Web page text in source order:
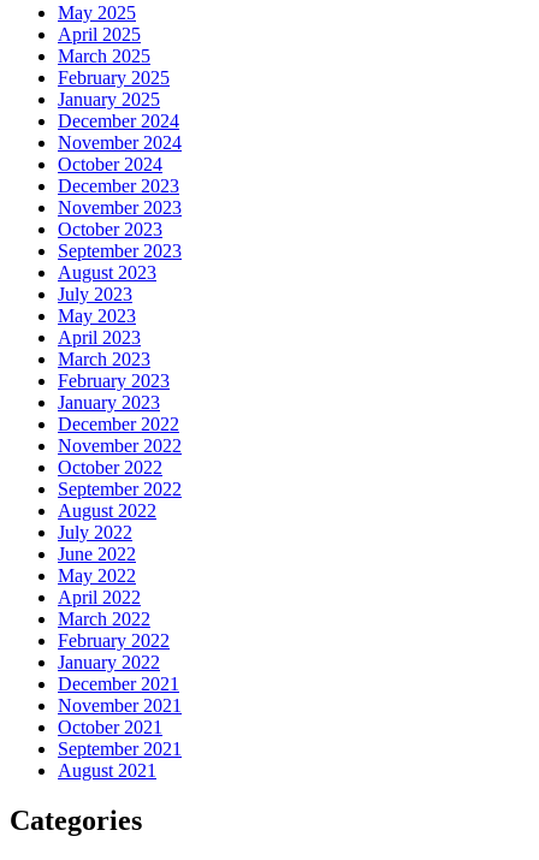
May 2025
April 2025
March 2025
February 2025
January 2025
December 2024
November 2024
October 2024
December 2023
November 2023
October 2023
September 2023
August 2023
July 2023
May 2023
April 2023
March 2023
February 2023
January 2023
December 2022
November 2022
October 2022
September 2022
August 2022
July 2022
June 2022
May 2022
April 2022
March 2022
February 2022
January 2022
December 2021
November 2021
October 2021
September 2021
August 2021
Categories